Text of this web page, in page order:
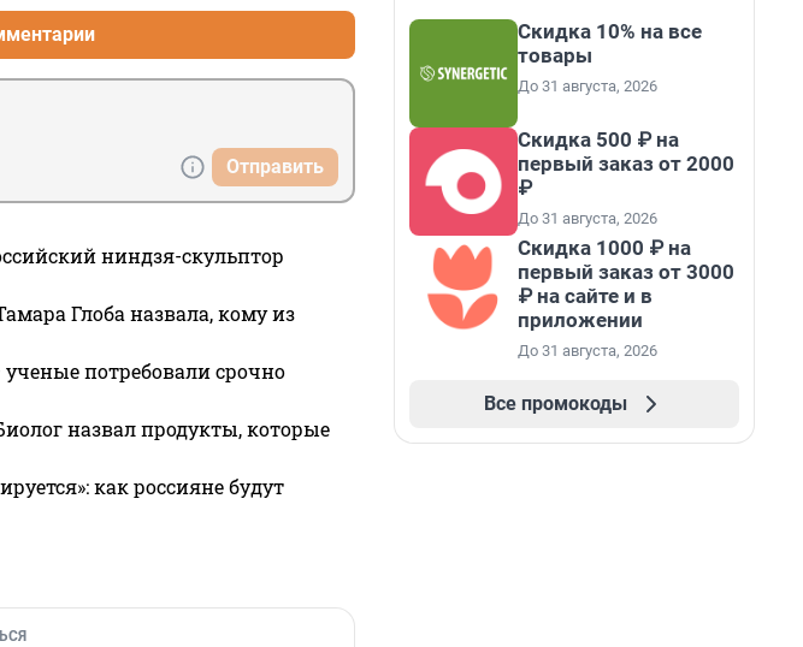
Отправить
ниндзя-скульптор
Глоба назвала, кому из
потребовали срочно
назвал продукты, которые
как россияне будут
Скидка 10% на все
товары
До 31 августа, 2026
Скидка 500 ₽ на
первый заказ от 2000
₽
До 31 августа, 2026
Скидка 1000 ₽ на
первый заказ от 3000
₽ на сайте и в
приложении
До 31 августа, 2026
Все промокоды